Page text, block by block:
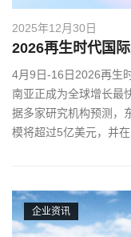
2025年12月30日
2026再生时代国
4月9日-16日2026再生
南亚正成为全球增长最
据多家研究机构预测，
模将超过5亿美元，并
企业资讯